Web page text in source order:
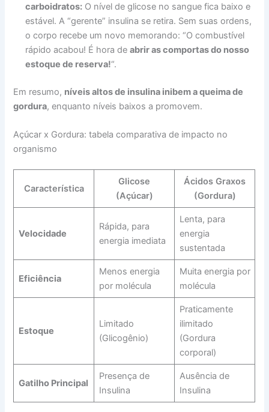
carboidratos: O nível de glicose no sangue fica baixo e
estável. A “gerente” insulina se retira. Sem suas ordens,
o corpo recebe um novo memorando: “O combustível
rápido acabou! É hora deabrir as comportas do nosso
estoque de reserva!“.
Em resumo, níveis altos de insulina inibem a queima de
gordura, enquanto níveis baixos a promovem.
Açúcar x Gordura: tabela comparativa de impacto no
organismo
Característica
Glicose
(Açúcar)
Ácidos Graxos
(Gordura)
Velocidade
Rápida, para
energia imediata
Lenta, para
energia
sustentada
Eficiência
Menos energia
por molécula
Muita energia por
molécula
Estoque
Limitado
(Glicogênio)
Praticamente
ilimitado
(Gordura
corporal)
Gatilho Principal
Presença de
Insulina
Ausência de
Insulina